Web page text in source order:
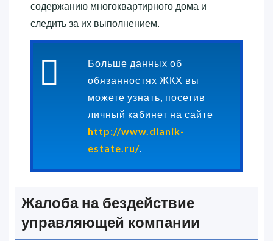
содержанию многоквартирного дома и
следить за их выполнением.
Больше данных об
обязанностях ЖКХ вы
можете узнать, посетив
личный кабинет на сайте
http://www.dianik-
estate.ru/
Жалоба на бездействие
управляющей компании